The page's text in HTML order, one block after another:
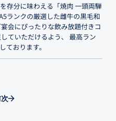
存分に味わえる「焼肉 一頭両騨
ランクの厳選した雌牛の黒毛和
会にぴったりな飲み放題付きコ
ていただけるよう、 最高ラン
ております。
次